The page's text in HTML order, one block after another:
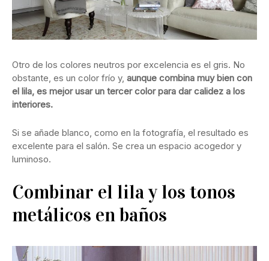
Otro de los colores neutros por excelencia es el gris. No
obstante, es un color frío y, aunque combina muy bien con
el lila, es mejor usar un tercer color para dar calidez a los
interiores.
Si se añade blanco, como en la fotografía, el resultado es
excelente para el salón. Se crea un espacio acogedor y
luminoso.
Combinar el lila y los tonos
metálicos en baños